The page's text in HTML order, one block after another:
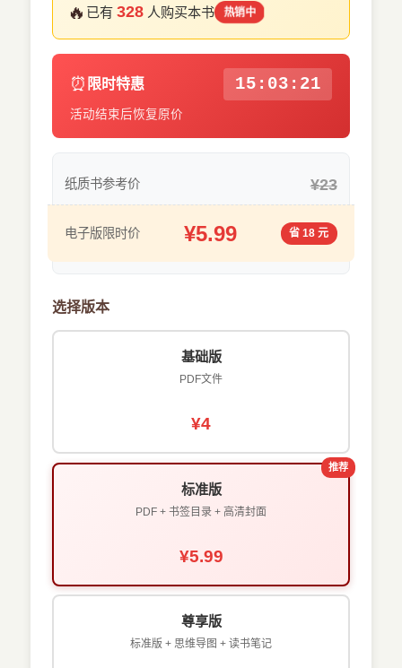
🔥 已有328 人购买本书 热销中
⏰ 限时特惠 15:03:20
活动结束后恢复原价
纸质书参考价 ¥23
电子版限时价 ¥5.99 省 18 元
选择版本
基础版
PDF文件
¥4
推荐
标准版
PDF + 书签目录 + 高清封面
¥5.99
尊享版
标准版 + 思维导图 + 读书笔记